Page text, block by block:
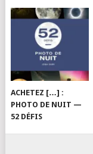
ACHETEZ […] :
PHOTO DE NUIT —
52 DÉFIS